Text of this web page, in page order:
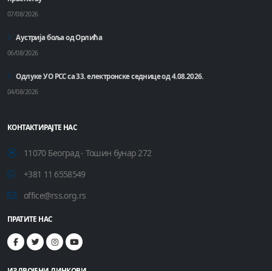
07/08/2026
Аустрија боља од Орлића
06/08/2026
Одлуке УО РСС са 33. електронске седнице од 4.08.2026.
04/08/2026
КОНТАКТИРАЈТЕ НАС
11070 Београд - Тошин бунар 272
+381 11 6558549
office@rss.org.rs
ПРАТИТЕ НАС